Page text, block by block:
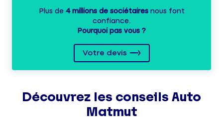
Plus de 4 millions de sociétairesnous font
confiance.
Pourquoi pas vous ?
Votre devis
Découvrez les conseils Auto
Matmut